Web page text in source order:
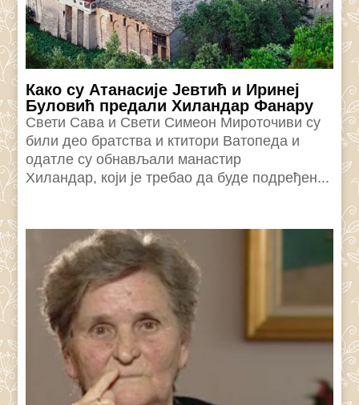
Како су Атанасије Јевтић и Иринеј
Буловић предали Хиландар Фанару
Свети Сава и Свети Симеон Мироточиви су
били део братства и ктитори Ватопеда и
одатле су обнављали манастир
Хиландар, који је требао да буде подређен...